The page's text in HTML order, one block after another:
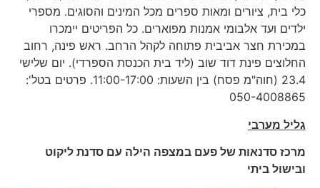
כלי בית, ציורים ומאות ספרים מכל המינים והסוגים. מספרי
ילדים ועד אלבומי אמנות מפוארים. כל הפריטים יימכרו
במכירת חצר אביבית פתוחה לקהל הרחב. ראש פינה, רחוב
החלוצים פינת דוד שוב (ליד בית הכנסת הספרדי). יום שלישי
23.4 (חוה"מ פסח) בין השעות: 11:00-17:00. פרטים בטל':
050-4008865
גליל מערבי
מרכז סדנאות של פעם במצפה הילה עם סדנת ליקוט
ובישול ביתי